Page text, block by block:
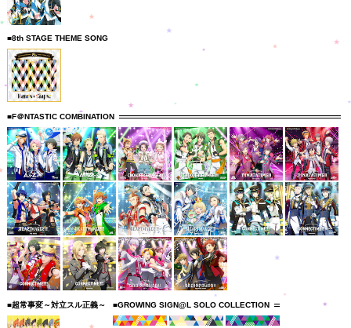
■8th STAGE THEME SONG
■F＠NTASTIC COMBINATION
■超常事変～対立スル正義～ ■GROWING SIGN@L SOLO COLLECTION